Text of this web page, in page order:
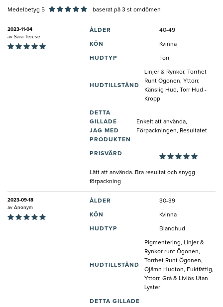
Medelbetyg 5 baserat på 3 st omdömen
2023-11-04
av Sara-Terese
ÅLDER 40-49
KÖN Kvinna
HUDTYP Torr
HUDTILLSTÅND
Linjer & Rynkor, Torrhet
Runt Ögonen, Yttorr,
Känslig Hud, Torr Hud -
Kropp
DETTA
GILLADE
JAG MED
PRODUKTEN
Enkelt att använda,
Förpackningen, Resultatet
PRISVÄRD
Lätt att använda. Bra resultat och snygg
förpackning
2023-09-18
av Anonym
ÅLDER 30-39
KÖN Kvinna
HUDTYP Blandhud
HUDTILLSTÅND
Pigmentering, Linjer &
Rynkor runt Ögonen,
Torrhet Runt Ögonen,
Ojämn Hudton, Fuktfattig,
Yttorr, Grå & Livlös Utan
Lyster
DETTA GILLADE